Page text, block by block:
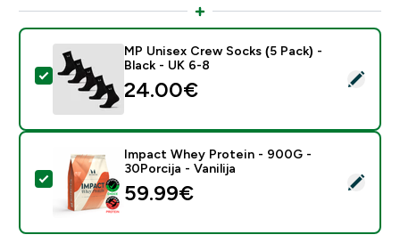
Odaberi ovaj proizvod - MP Unisex Crew Socks (5
MP Unisex Crew Socks (5 Pack) -
Black - UK 6-8
24.00€‎
Odaberi ovaj proizvod - Impact Whey Protein - 900G
Impact Whey Protein - 900G -
30Porcija - Vanilija
59.99€‎